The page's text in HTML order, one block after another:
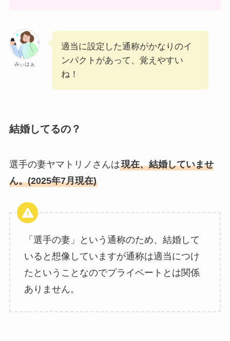
みぃはぁ
適当に設定した通称がかなりのイ
ンパクトがあって、覚えやすい
ね！
結婚してるの？
選手の妻ヤマトリノさんは現在、結婚していませ
ん。(2025年7月現在)
「選手の妻」という通称のため、結婚して
いると想像していますが通称は適当につけ
たということなのでプライベートとは関係
ありません。